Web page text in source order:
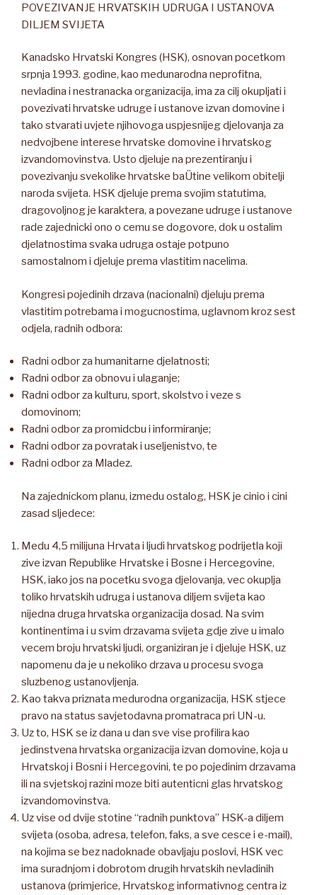
POVEZIVANJE HRVATSKIH UDRUGA I USTANOVA
DILJEM SVIJETA
Kanadsko Hrvatski Kongres (HSK), osnovan pocetkom
srpnja 1993. godine, kao medunarodna neprofitna,
nevladina i nestranacka organizacija, ima za cilj okupljati i
povezivati hrvatske udruge i ustanove izvan domovine i
tako stvarati uvjete njihovoga uspjesnijeg djelovanja za
nedvojbene interese hrvatske domovine i hrvatskog
izvandomovinstva. Usto djeluje na prezentiranju i
povezivanju svekolike hrvatske baÜtine velikom obitelji
naroda svijeta. HSK djeluje prema svojim statutima,
dragovoljnog je karaktera, a povezane udruge i ustanove
rade zajednicki ono o cemu se dogovore, dok u ostalim
djelatnostima svaka udruga ostaje potpuno
samostalnom i djeluje prema vlastitim nacelima.
Kongresi pojedinih drzava (nacionalni) djeluju prema
vlastitim potrebama i mogucnostima, uglavnom kroz sest
odjela, radnih odbora:
Radni odbor za humanitarne djelatnosti;
Radni odbor za obnovu i ulaganje;
Radni odbor za kulturu, sport, skolstvo i veze s
domovinom;
Radni odbor za promidcbu i informiranje;
Radni odbor za povratak i useljenistvo, te
Radni odbor za Mladez.
Na zajednickom planu, izmedu ostalog, HSK je cinio i cini
zasad sljedece:
Medu 4,5 milijuna Hrvata i ljudi hrvatskog podrijetla koji
zive izvan Republike Hrvatske i Bosne i Hercegovine,
HSK, iako jos na pocetku svoga djelovanja, vec okuplja
toliko hrvatskih udruga i ustanova diljem svijeta kao
nijedna druga hrvatska organizacija dosad. Na svim
kontinentima i u svim drzavama svijeta gdje zive u imalo
vecem broju hrvatski ljudi, organiziran je i djeluje HSK, uz
napomenu da je u nekoliko drzava u procesu svoga
sluzbenog ustanovljenja.
Kao takva priznata medurodna organizacija, HSK stjece
pravo na status savjetodavna promatraca pri UN-u.
Uz to, HSK se iz dana u dan sve vise profilira kao
jedinstvena hrvatska organizacija izvan domovine, koja u
Hrvatskoj i Bosni i Hercegovini, te po pojedinim drzavama
ili na svjetskoj razini moze biti autenticni glas hrvatskog
izvandomovinstva.
Uz vise od dvije stotine “radnih punktova” HSK-a diljem
svijeta (osoba, adresa, telefon, faks, a sve cesce i e-mail),
na kojima se bez nadoknade obavljaju poslovi, HSK vec
ima suradnjom i dobrotom drugih hrvatskih nevladinih
ustanova (primjerice, Hrvatskog informativnog centra iz